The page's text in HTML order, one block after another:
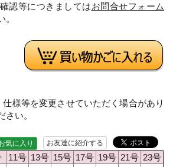
認等につきましてはお問合せフォーム
様等を変更させていただく場合があり
さい。
お友達に紹介する
気に入り
11号 13号 15号 17号 19号 21号 23号